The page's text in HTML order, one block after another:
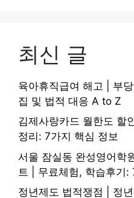
최신 글
육아휴직급여 해고 | 부
집 및 법적 대응 A to Z
김제사랑카드 월한도 할
정리: 7가지 핵심 정보
서울 잠실동 완성영어학
트 | 무료체험, 학습후기
정년제도 법적쟁점 | 정